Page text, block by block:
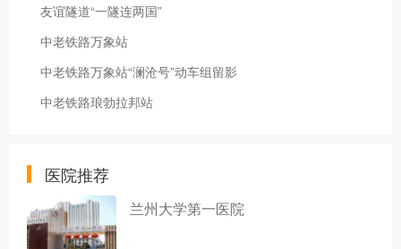
友谊隧道“一隧连两国”
中老铁路万象站
中老铁路万象站“澜沧号”动车组留影
中老铁路琅勃拉邦站
医院推荐
兰州大学第一医院